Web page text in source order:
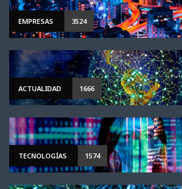
EMPRESAS 3524
ACTUALIDAD 1666
TECNOLOGÍAS 1574